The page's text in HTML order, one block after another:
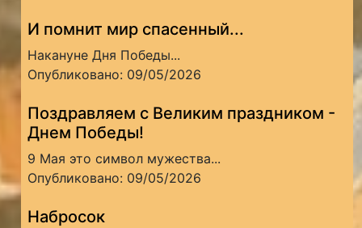
И помнит мир спасенный...
Накануне Дня Победы...
Опубликовано: 09/05/2026
Поздравляем с Великим праздником -
Днем Победы!
9 Мая это символ мужества...
Опубликовано: 09/05/2026
Набросок